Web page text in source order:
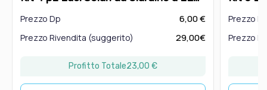
Prezzo Dp 6,00 €
Prezzo Rivendita (suggerito) 29,00€
Profitto Totale23,00 €
Prezzo
Prezzo